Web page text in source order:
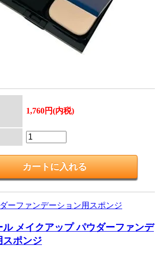
1,760円(内税)
ル メイクアップ パウダーファンデ
スポンジ